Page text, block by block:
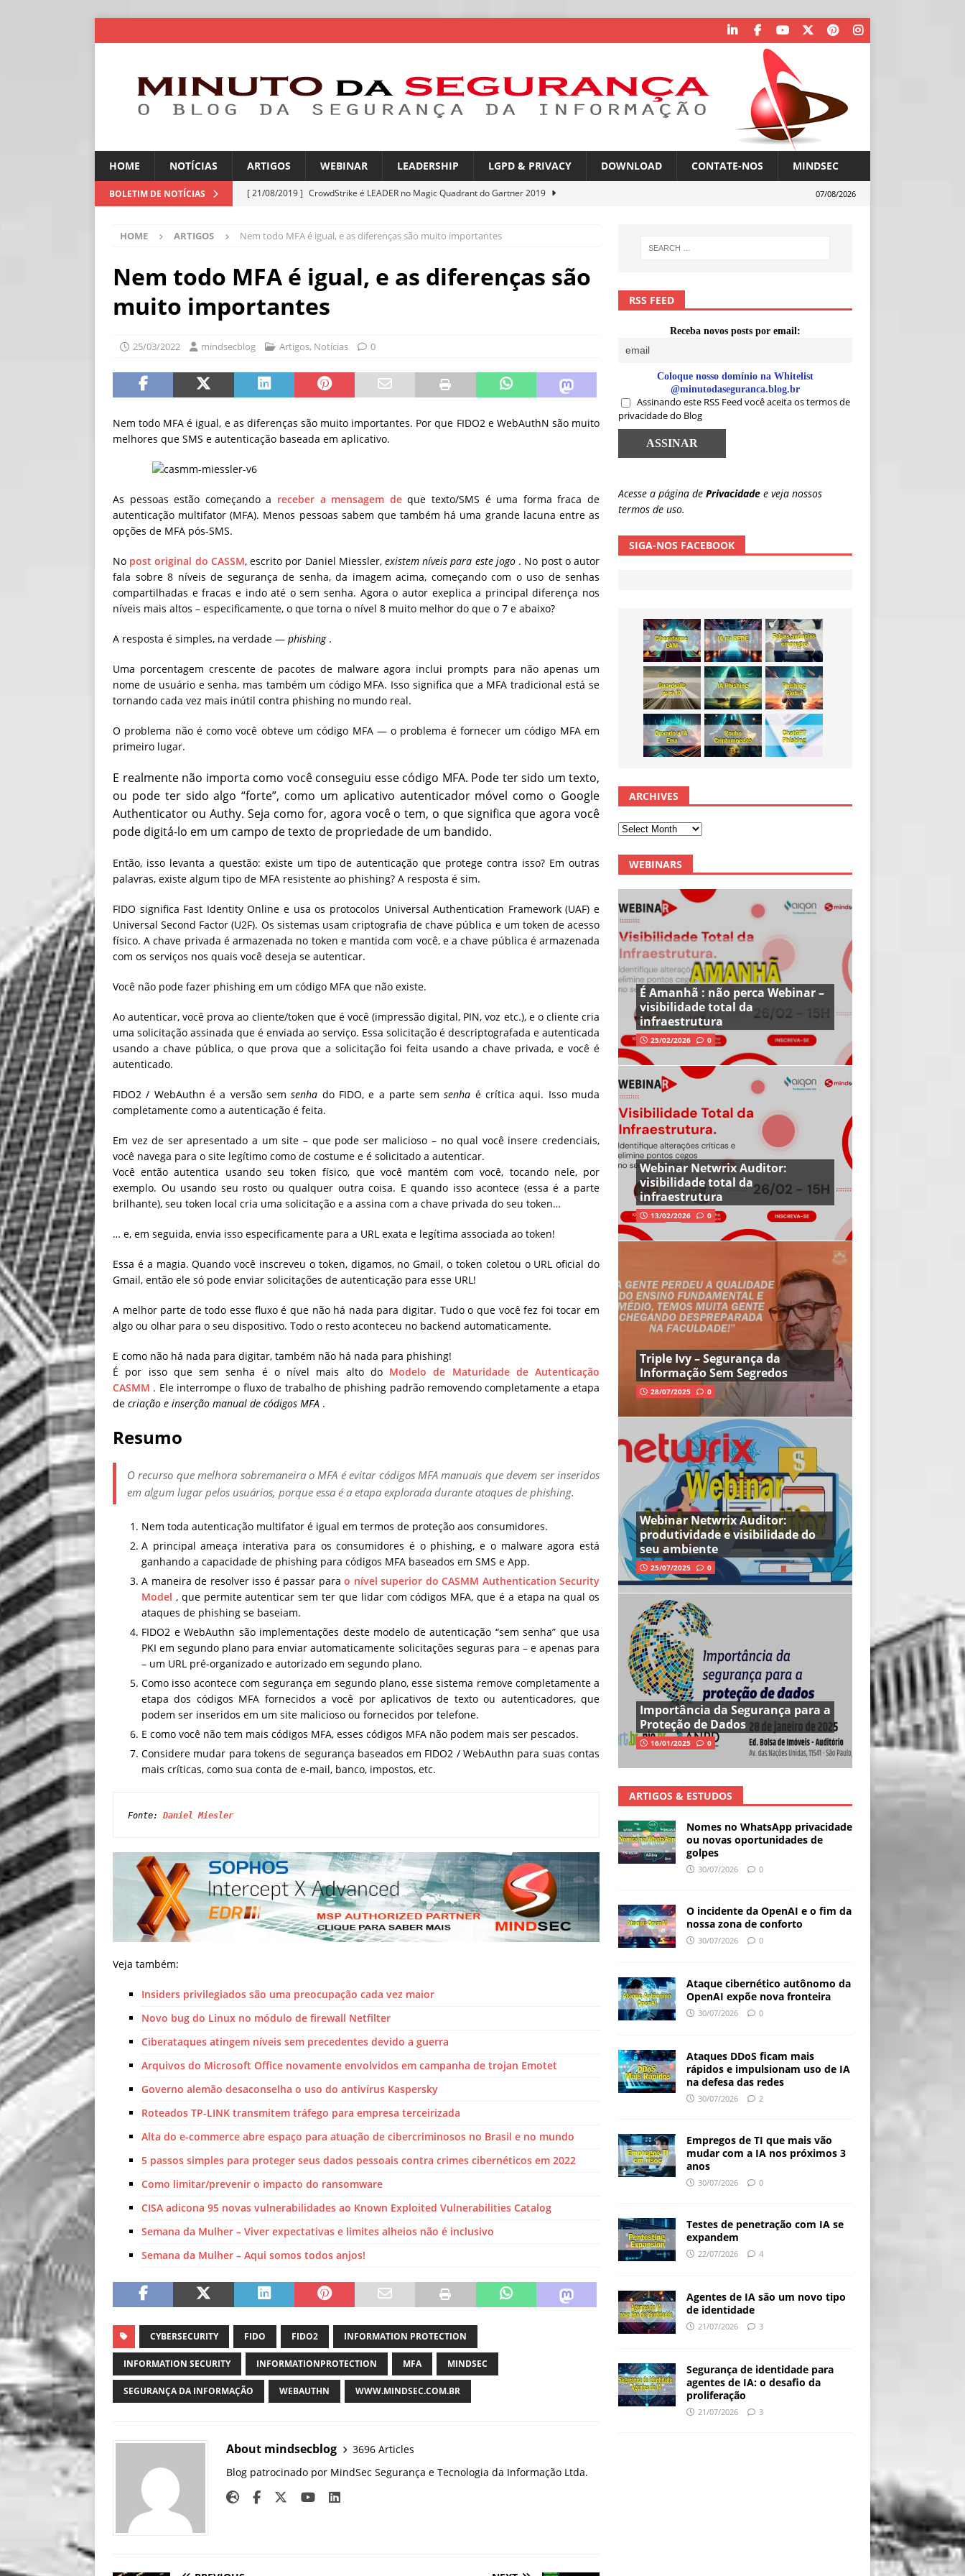
HOME NOTÍCIAS ARTIGOS WEBINAR LEADERSHIP LGPD & PRIVACY DOWNLOAD CONTATE-NOS MINDSEC
BOLETIM DE NOTÍCIAS [ 21/08/2019 ] CrowdStrike é LEADER no Magic Quadrant do Gartner 2019
[ 06/08/2026 ] América Latina é a segunda região mais exposta a ciberameaças
industriais
NOTÍCIAS
IA amplia desafio de segurança e governança nas redes corporativas
NOTÍCIAS
[ 06/08/2026 ]
[ 06/08/2026 ]
Sem guardrails, a autonomia da IA se torna um risco
NOTÍCIAS
07/08/2026
HOME ARTIGOS Nem todo MFA é igual, e as diferenças são muito importantes
Nem todo MFA é igual, e as diferenças são
muito importantes
25/03/2022 mindsecblog Artigos, Notícias 0
Nem todo MFA é igual, e as diferenças são muito importantes. Por que FIDO2 e WebAuthN são muito
melhores que SMS e autenticação baseada em aplicativo.
As pessoas estão começando a receber a mensagem deque texto/SMS é uma forma fraca de
autenticação multifator (MFA). Menos pessoas sabem que também há uma grande lacuna entre as
opções de MFA pós-SMS.
No post original do CASSM, escrito por Daniel Miessler,existem níveis para este jogo. No post o autor
fala sobre 8 níveis de segurança de senha, da imagem acima, começando com o uso de senhas
compartilhadas e fracas e indo até o sem senha. Agora o autor exeplica a principal diferença nos
níveis mais altos – especificamente, o que torna o nível 8 muito melhor do que o 7 e abaixo?
A resposta é simples, na verdade — phishing.
Uma porcentagem crescente de pacotes de malware agora inclui prompts para não apenas um
nome de usuário e senha, mas também um código MFA. Isso significa que a MFA tradicional está se
tornando cada vez mais inútil contra phishing no mundo real.
O problema não é como você obteve um código MFA — o problema é fornecer um código MFA em
primeiro lugar.
E realmente não importa como você conseguiu esse código MFA. Pode ter sido um texto,
ou pode ter sido algo “forte”, como um aplicativo autenticador móvel como o Google
Authenticator ou Authy. Seja como for, agora você o tem, o que significa que agora você
pode digitá-lo em um campo de texto de propriedade de um bandido.
Então, isso levanta a questão: existe um tipo de autenticação que protege contra isso? Em outras
palavras, existe algum tipo de MFA resistente ao phishing? A resposta é sim.
FIDO significa Fast Identity Online e usa os protocolos Universal Authentication Framework (UAF) e
Universal Second Factor (U2F). Os sistemas usam criptografia de chave pública e um token de acesso
físico. A chave privada é armazenada no token e mantida com você, e a chave pública é armazenada
com os serviços nos quais você deseja se autenticar.
Você não pode fazer phishing em um código MFA que não existe.
Ao autenticar, você prova ao cliente/token que é você (impressão digital, PIN, voz etc.), e o cliente cria
uma solicitação assinada que é enviada ao serviço. Essa solicitação é descriptografada e autenticada
usando a chave pública, o que prova que a solicitação foi feita usando a chave privada, e você é
autenticado.
FIDO2 / WebAuthn é a versão semsenha do FIDO, e a parte semsenha é crítica aqui. Isso muda
completamente como a autenticação é feita.
Em vez de ser apresentado a um site – que pode ser malicioso – no qual você insere credenciais,
você navega para o site legítimo como de costume e é solicitado a autenticar.
Você então autentica usando seu token físico, que você mantém com você, tocando nele, por
exemplo. Ou usando seu rosto ou qualquer outra coisa. E quando isso acontece (essa é a parte
brilhante), seu token local cria uma solicitação e a assina com a chave privada do seu token…
… e, em seguida, envia isso especificamente para a URL exata e legítima associada ao token!
Essa é a magia. Quando você inscreveu o token, digamos, no Gmail, o token coletou o URL oficial do
Gmail, então ele só pode enviar solicitações de autenticação para esse URL!
A melhor parte de todo esse fluxo é que não há nada para digitar. Tudo o que você fez foi tocar em
algo ou olhar para o seu dispositivo. Todo o resto aconteceu no backend automaticamente.
E como não há nada para digitar, também não há nada para phishing!
É por isso que sem senha é o nível mais alto do Modelo de Maturidade de Autenticação
CASMM . Ele interrompe o fluxo de trabalho de phishing padrão removendo completamente a etapa
de criação e inserção manual de códigos MFA .
Resumo
O recurso que melhora sobremaneira o MFA é evitar códigos MFA manuais que devem ser inseridos
em algum lugar pelos usuários, porque essa é a etapa explorada durante ataques de phishing.
Nem toda autenticação multifator é igual em termos de proteção aos consumidores.
A principal ameaça interativa para os consumidores é o phishing, e o malware agora está
ganhando a capacidade de phishing para códigos MFA baseados em SMS e App.
A maneira de resolver isso é passar parao nível superior do CASMM Authentication Security
Model , que permite autenticar sem ter que lidar com códigos MFA, que é a etapa na qual os
ataques de phishing se baseiam.
FIDO2 e WebAuthn são implementações deste modelo de autenticação “sem senha” que usa
PKI em segundo plano para enviar automaticamente solicitações seguras para – e apenas para
– um URL pré-organizado e autorizado em segundo plano.
Como isso acontece com segurança em segundo plano, esse sistema remove completamente a
etapa dos códigos MFA fornecidos a você por aplicativos de texto ou autenticadores, que
podem ser inseridos em um site malicioso ou fornecidos por telefone.
E como você não tem mais códigos MFA, esses códigos MFA não podem mais ser pescados.
Considere mudar para tokens de segurança baseados em FIDO2 / WebAuthn para suas contas
mais críticas, como sua conta de e-mail, banco, impostos, etc.
Fonte: Daniel Miesler
Veja também:
Insiders privilegiados são uma preocupação cada vez maior
Novo bug do Linux no módulo de firewall Netfilter
Ciberataques atingem níveis sem precedentes devido a guerra
Arquivos do Microsoft Office novamente envolvidos em campanha de trojan Emotet
Governo alemão desaconselha o uso do antivírus Kaspersky
Roteados TP-LINK transmitem tráfego para empresa terceirizada
Alta do e-commerce abre espaço para atuação de cibercriminosos no Brasil e no mundo
5 passos simples para proteger seus dados pessoais contra crimes cibernéticos em 2022
Como limitar/prevenir o impacto do ransomware
CISA adicona 95 novas vulnerabilidades ao Known Exploited Vulnerabilities Catalog
Semana da Mulher – Viver expectativas e limites alheios não é inclusivo
Semana da Mulher – Aqui somos todos anjos!
CYBERSECURITY FIDO FIDO2 INFORMATION PROTECTION
INFORMATION SECURITY INFORMATIONPROTECTION MFA MINDSEC
SEGURANÇA DA INFORMAÇÃO WEBAUTHN WWW.MINDSEC.COM.BR
About mindsecblog
3696 Articles
Blog patrocinado por MindSec Segurança e Tecnologia da Informação Ltda.
RSS FEED
Receba novos posts por email:
Coloque nosso domínio na Whitelist
@minutodaseguranca.blog.br
Assinando este RSS Feed você aceita os termos de
privacidade do Blog
Acesse a página de Privacidade e veja nossos
termos de uso.
SIGA-NOS FACEBOOK
ARCHIVES
WEBINARS
É Amanhã : não perca Webinar –
visibilidade total da
infraestrutura
25/02/2026 0
Webinar Netwrix Auditor:
visibilidade total da
infraestrutura
13/02/2026 0
Triple Ivy – Segurança da
Informação Sem Segredos
28/07/2025 0
Webinar Netwrix Auditor:
produtividade e visibilidade do
seu ambiente
25/07/2025 0
Importância da Segurança para a
Proteção de Dados
16/01/2025 0
ARTIGOS & ESTUDOS
Nomes no WhatsApp privacidade
ou novas oportunidades de
golpes
30/07/2026 0
O incidente da OpenAI e o fim da
nossa zona de conforto
30/07/2026 0
Ataque cibernético autônomo da
OpenAI expõe nova fronteira
30/07/2026 0
Ataques DDoS ficam mais
rápidos e impulsionam uso de IA
na defesa das redes
30/07/2026 2
Empregos de TI que mais vão
mudar com a IA nos próximos 3
anos
30/07/2026 0
Testes de penetração com IA se
expandem
22/07/2026 4
Agentes de IA são um novo tipo
de identidade
21/07/2026 3
Segurança de identidade para
agentes de IA: o desafio da
proliferação
21/07/2026 3